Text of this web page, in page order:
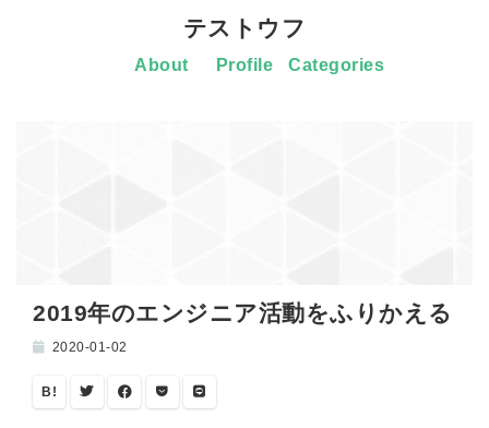
テストウフ
About Profile Categories
2019年のエンジニア活動をふりかえる
2020-01-02
B!